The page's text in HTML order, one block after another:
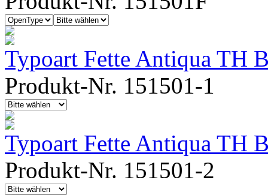
Typoart Fette Antiqua TH
Produkt-Nr. 151501-1
Typoart Fette Antiqua TH
Produkt-Nr. 151501-2